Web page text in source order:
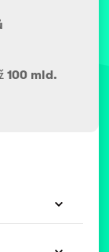
100 mld.